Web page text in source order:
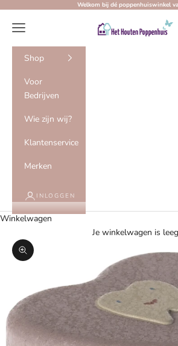
Welkom bij dé poppenhuiswinkel
Het Houten
Menu
Shop
Voor
Bedrijven
Wie zijn wij?
Klantenservice
Merken
INLOGGEN
Winkelwagen
Je winkelwagen is leeg
In-/uitzoomen